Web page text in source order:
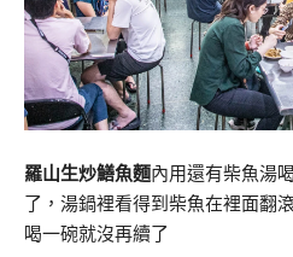
羅山生炒鱔魚麵內用還有柴魚湯
了，湯鍋裡看得到柴魚在裡面翻
喝一碗就沒再續了